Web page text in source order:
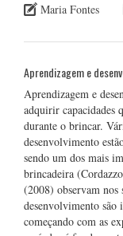
Maria Fontes
Aprendizagem e
Aprendizagem e
adquirir capacidades
durante o brincar.
desenvolvimento
sendo um dos mais
brincadeira
(2008) observam nos
desenvolvimento
começando com as